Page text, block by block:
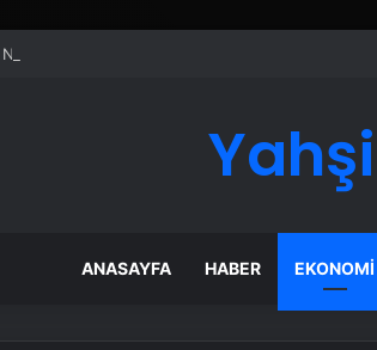
? Uetds.com İle Akıllı Dijital Taşımacılık Yazılımı
ANASAYFA HABER EKONOMI